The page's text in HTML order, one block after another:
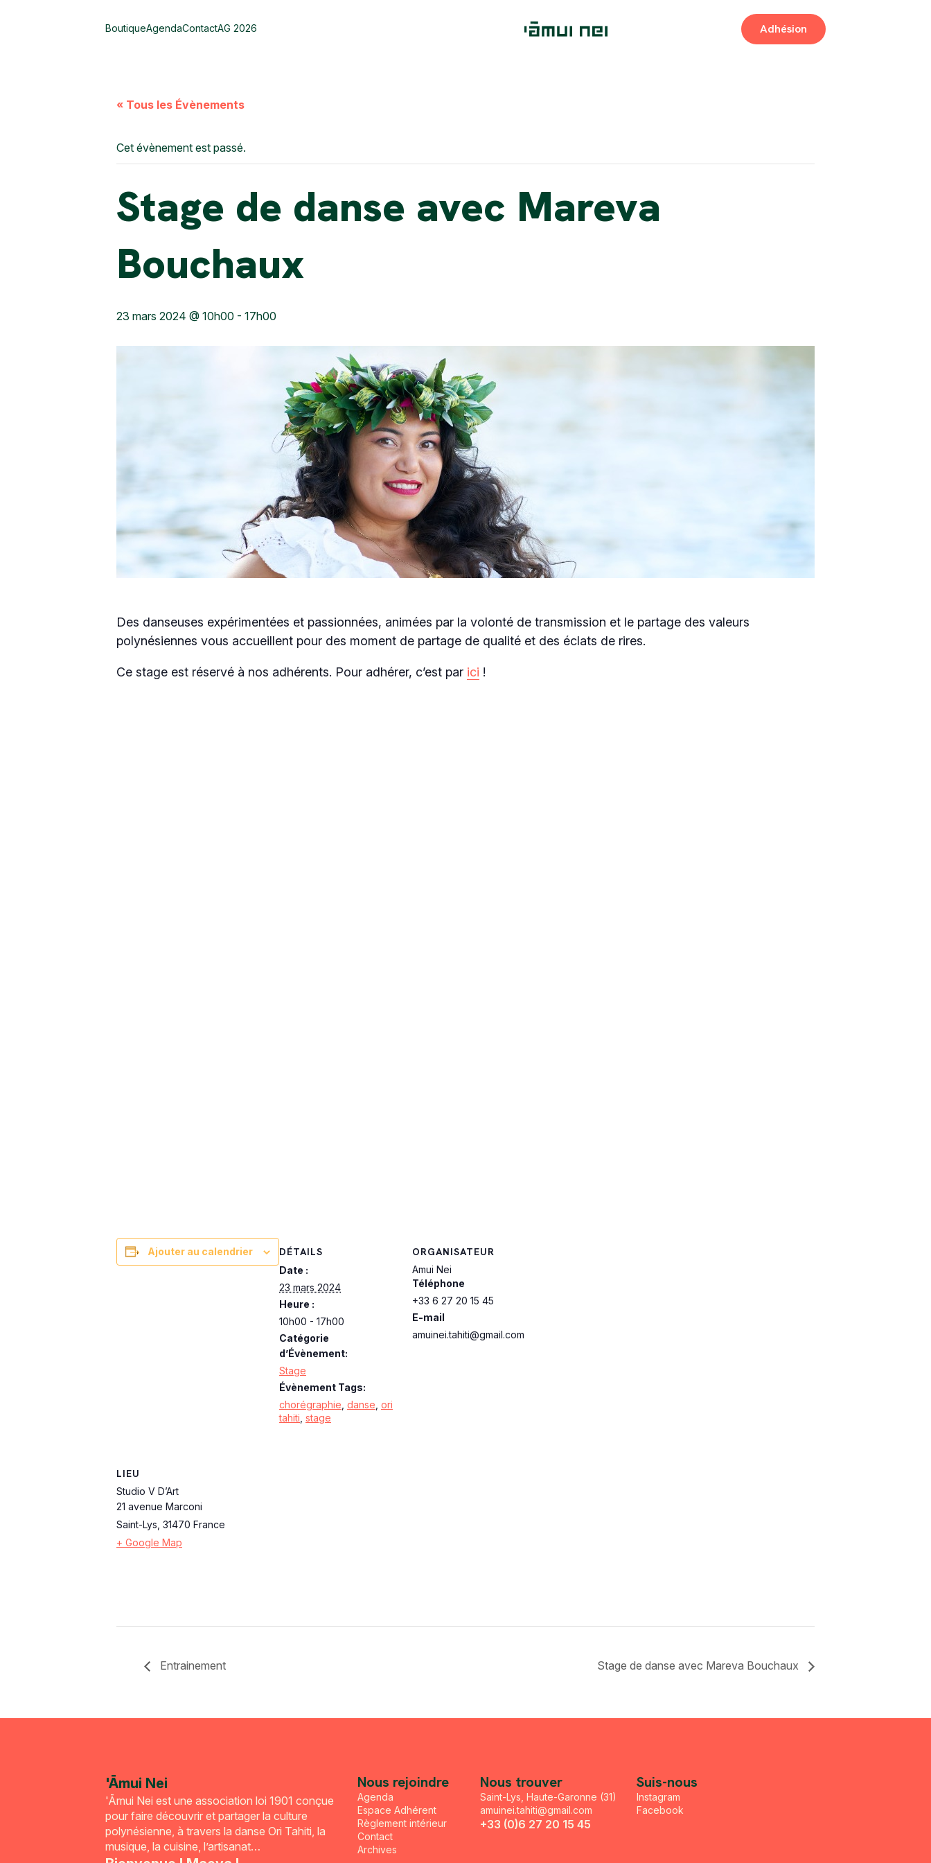
BoutiqueAgendaContactAG 2026 Adhésion
« Tous les Évènements
Cet évènement est passé.
Stage de danse avec Mareva
Bouchaux
23 mars 2024 @ 10h00 - 17h00
Des danseuses expérimentées et passionnées, animées par la volonté de transmission et le partage des valeurs
polynésiennes vous accueillent pour des moment de partage de qualité et des éclats de rires.
Ce stage est réservé à nos adhérents. Pour adhérer, c’est par ici !
Ajouter au calendrier DÉTAILS
Date :
23 mars 2024
Heure :
10h00 - 17h00
Catégorie
d’Évènement:
Stage
Évènement Tags:
chorégraphie danse ori
tahiti stage
ORGANISATEUR
Amui Nei
Téléphone
+33 6 27 20 15 45
E-mail
amuinei.tahiti@gmail.com
LIEU
Studio V D’Art
21 avenue Marconi
Saint-Lys 31470 France
+ Google Map
Entrainement Stage de danse avec Mareva Bouchaux
'Āmui Nei
'Āmui Nei est une association loi 1901 conçue
pour faire découvrir et partager la culture
polynésienne, à travers la danse Ori Tahiti, la
musique, la cuisine, l’artisanat…
Nous rejoindre
Agenda
Espace Adhérent
Règlement intérieur
Contact
Archives
Nous trouver
Saint-Lys, Haute-Garonne (31)
amuinei.tahiti@gmail.com
+33 (0)6 27 20 15 45
Suis-nous
Instagram
Facebook